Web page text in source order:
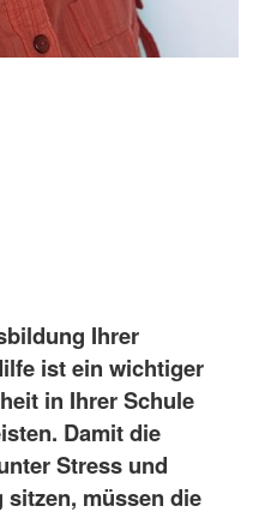
Ihrer
ist ein wichtiger
in Ihrer Schule
Damit die
Stress und
müssen die